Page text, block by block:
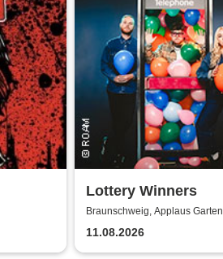
Lottery Winners
Braunschweig, Applaus Garten
11.08.2026